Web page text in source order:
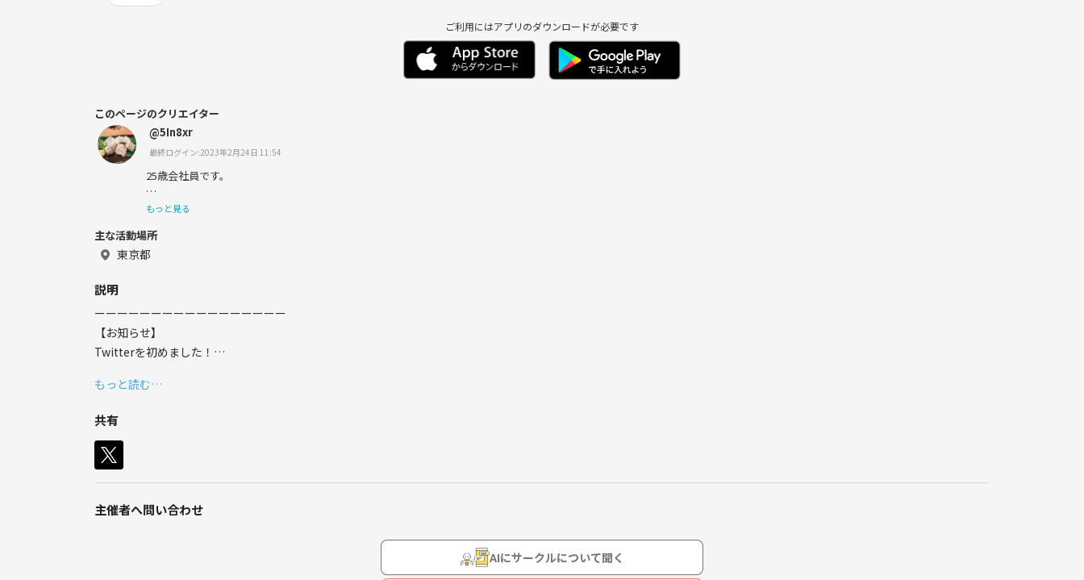
ご利用にはアプリのダウンロードが必要です
このページのクリエイター
@5In8xr
最終ログイン:2023年2月24日 11:54
25歳会社員です。
クトゥルフがないと生きていけない
もっと見る
主な活動場所
東京都
説明
ーーーーーーーーーーーーーーーーー
【お知らせ】
Twitterを初めました！
ーーーーーーーーーーーーーーーーー
一緒にプレイ致しましょう。
コロナで出歩けない今、人類はTRPGをプレイして暇をつぶすべき。
基本はオンラインセッション。ディスコードで開催します。
必要なものは通話できる環境のみです。
もっと読む…
共有
主催者へ問い合わせ
AIにサークルについて聞く